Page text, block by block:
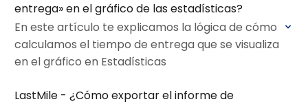
entrega» en el gráfico de las estadísticas?
En este artículo te explicamos la lógica de cómo
calculamos el tiempo de entrega que se visualiza
en el gráfico en Estadísticas
LastMile - ¿Cómo exportar el informe de